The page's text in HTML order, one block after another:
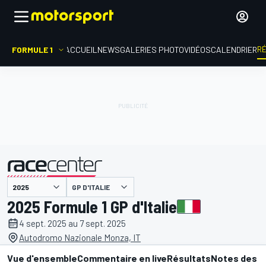
FORMULE 1 ACCUEIL NEWSGALERIES PHOTOVIDÉOSCALENDRIER
présenté par GP D'ITALIE
2025 Formule 1 GP d'Italie
4 sept. 2025 au 7 sept. 2025
Autodromo Nazionale Monza, IT
Vue d'ensembleCommentaire en liveRésultatsNotes des